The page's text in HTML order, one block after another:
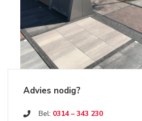
Advies nodig?
Bel: 0314 – 343 230